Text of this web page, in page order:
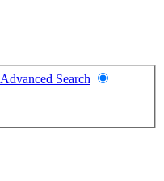
Advanced Search